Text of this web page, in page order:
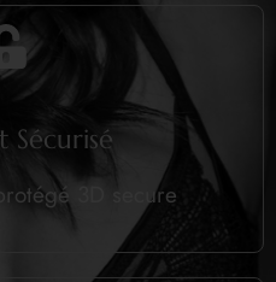
Sécurisé
3D secure